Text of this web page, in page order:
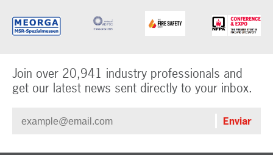
Join over 20,941 industry professionals and
get our latest news sent directly to your inbox.